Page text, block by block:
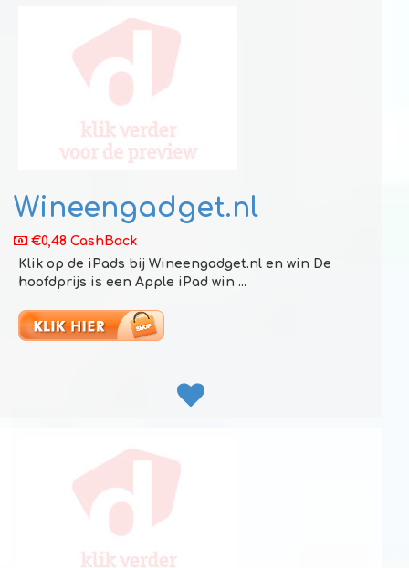
Wineengadget.nl
€0,48 CashBack
Klik op de iPads bij Wineengadget.nl en win De
hoofdprijs is een Apple iPad win ...